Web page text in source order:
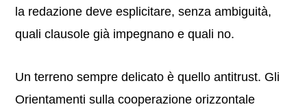
la redazione deve esplicitare, senza ambiguità,
quali clausole già impegnano e quali no.
Un terreno sempre delicato è quello antitrust. Gli
Orientamenti sulla cooperazione orizzontale